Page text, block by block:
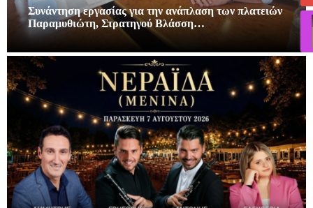
Συνάντηση εργασίας για την ανάπλαση των πλατειών
Παραμυθιώτη, Στρατηγού Βλάσση…